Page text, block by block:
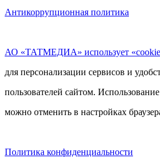
Антикоррупционная политика
АО «ТАТМЕДИА» использует
для персонализации сервисов и
пользователей сайтом.
можно отменить в настройках
Политика конфиденциальности